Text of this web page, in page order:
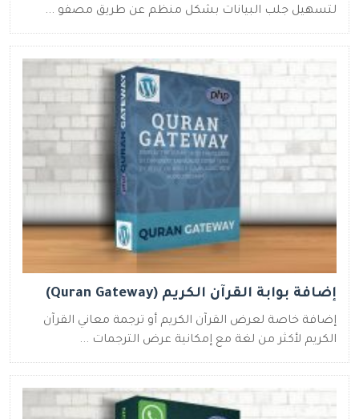
لتسهيل جلب البيانات بشكل منظم عن طريق مصفو ...
إضافة بوابة القرآن الكريم (Quran Gateway)
إضافة خاصة لعرض القرآن الكريم أو ترجمة معاني القرآن
الكريم لأكثر من لغة مع إمكانية عرض الترجمات ...